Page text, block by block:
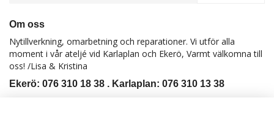
Om oss
Nytillverkning, omarbetning och reparationer. Vi utför alla
moment i vår ateljé vid Karlaplan och Ekerö, Varmt välkomna till
oss! /Lisa & Kristina
Ekerö: 076 310 18 38 . Karlaplan: 076 310 13 38